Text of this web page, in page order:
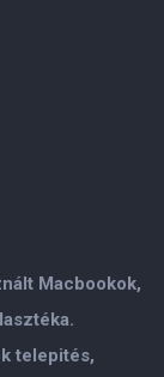
Macbookok,
telepités,